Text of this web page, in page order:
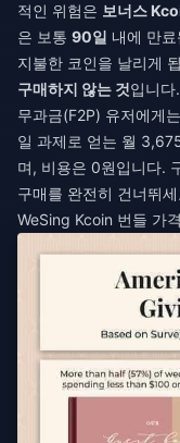
적인 위험은 보너스
은 보통 90일 내에 만
지불한 코인을 날리게
구매하지 않는 것입니다.
무과금(F2P) 유저에게
일 과제로 얻는 월
며, 비용은 0원입니다.
구매를 완전히 건너뛰
WeSing Kcoin 번들 가